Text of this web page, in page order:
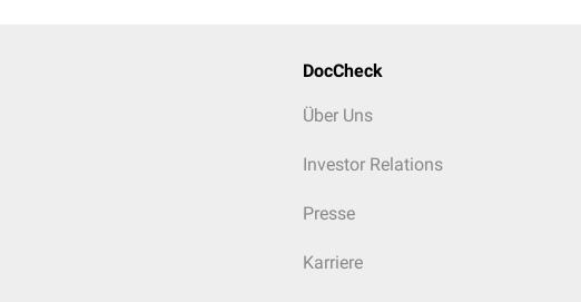
DocCheck
Über Uns
Investor Relations
Presse
Karriere